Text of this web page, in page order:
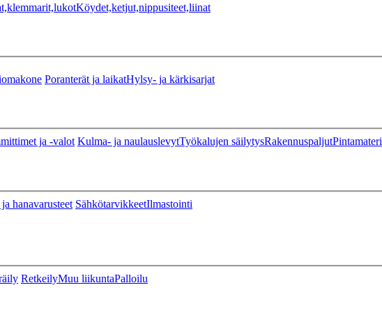
Köydet,ketjut,nippusiteet,liinat
Poranterät ja laikatHylsy- ja kärkisarjat
ja -valot Kulma- ja naulauslevytTyökalujen säilytysRakennuspaljut
hanavarusteet SähkötarvikkeetIlmastointi
RetkeilyMuu liikuntaPalloilu